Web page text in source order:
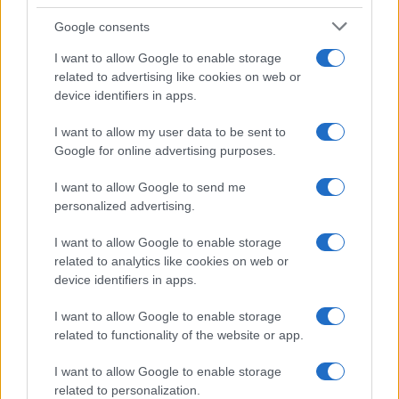
Google consents
I want to allow Google to enable storage
related to advertising like cookies on web or
device identifiers in apps.
I want to allow my user data to be sent to
Google for online advertising purposes.
I want to allow Google to send me
personalized advertising.
I want to allow Google to enable storage
related to analytics like cookies on web or
device identifiers in apps.
I want to allow Google to enable storage
related to functionality of the website or app.
I want to allow Google to enable storage
related to personalization.
Csonka holdat említettem az előbb, ezért szólni kell Gábor
Jó játék több képen egy képzeletbeli függőleges vonalat
húzni a holdból, és megnézni, mi van az egyik és a másik
oldalán. Élet és halál világa a
három kereszt a jól ismert testekkel, és három üres kereszt
a Golgotán.
Aztán itt vannak a szintén az összegző jelleget erősítő, apró